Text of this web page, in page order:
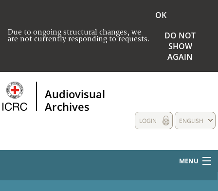
Due to ongoing structural changes, we
are not currently responding to requests.
OK
DO NOT
SHOW
AGAIN
Audiovisual
Archives
ENGLISH
LOGIN
MENU
HOME